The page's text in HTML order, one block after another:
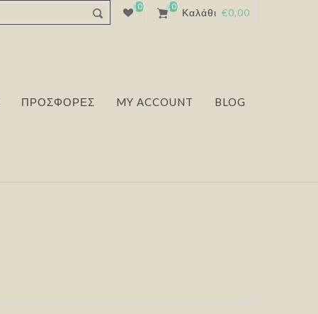
(0) (0)
Καλάθι €0,00
ΠΡΟΣΦΟΡΕΣ MY ACCOUNT BLOG